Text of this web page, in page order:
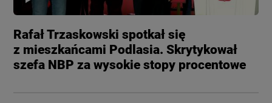
Rafał Trzaskowski spotkał się
z mieszkańcami Podlasia. Skrytykował
szefa NBP za wysokie stopy procentowe